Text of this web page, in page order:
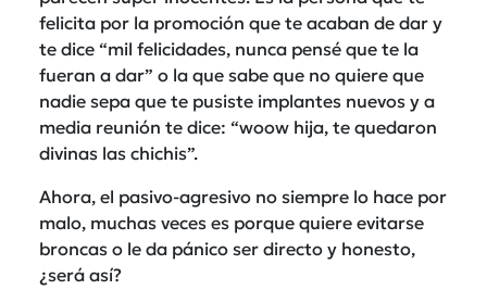
felicita por la promoción que te acaban de dar y
te dice “mil felicidades, nunca pensé que te la
fueran a dar” o la que sabe que no quiere que
nadie sepa que te pusiste implantes nuevos y a
media reunión te dice: “woow hija, te quedaron
divinas las chichis”.
Ahora, el pasivo-agresivo no siempre lo hace por
malo, muchas veces es porque quiere evitarse
broncas o le da pánico ser directo y honesto,
¿será así?